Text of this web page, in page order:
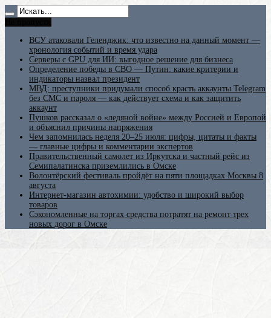
ВСУ атаковали Геленджик: что известно на данный момент —
хронология событий и время удара
Серверы с GPU для ИИ: выгодное решение для бизнеса
Определение победы в СВО — Путин: какие критерии и
индикаторы назвал президент
МВД: преступники придумали способ красть аккаунты Telegram
без СМС и пароля — как действует схема и как защитить
аккаунт
Пушков рассказал о «ледяной войне» между Россией и Европой
и объяснил причины напряжения
Чем запомнилась неделя 20–25 июля: цифры, цитаты и факты
— главные цифры и комментарии экспертов
Правительственный самолет из Иркутска и частный рейс из
Семипалатинска приземлились в Омске
Волонтёрский фестиваль пройдёт на пяти площадках Москвы 8
августа
Интернет-магазин автохимии: удобство и широкий выбор
товаров
Сэкономленные на торгах средства потратят на ремонт трех
новых дорог в Омске